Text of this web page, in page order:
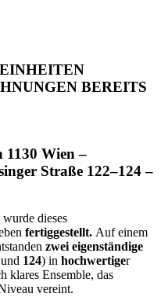
BEREITS
1130 Wien –
Straße 122–124 –
dieses
fertiggestellt. Auf einem
zwei eigenständige
und 124) in hochwertiger
klares Ensemble, das
vereint.